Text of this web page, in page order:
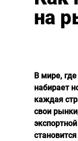
на
В мире,
набирает
каждая
свои